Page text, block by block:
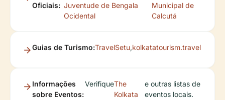
Oficiais: Juventude de Bengala
Ocidental
Municipal de
Calcutá
Guias de Turismo:TravelSetu,kolkatatourism.travel
Informações
sobre Eventos:
VerifiqueThe
Kolkata
e outras listas de
eventos locais.